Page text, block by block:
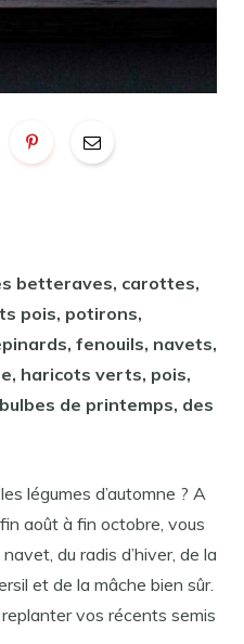
betteraves, carottes,
pois, potirons,
fenouils, navets,
haricots verts, pois,
de printemps, des
légumes d’automne ? A
août à fin octobre, vous
du radis d’hiver, de la
et de la mâche bien sûr.
vos récents semis